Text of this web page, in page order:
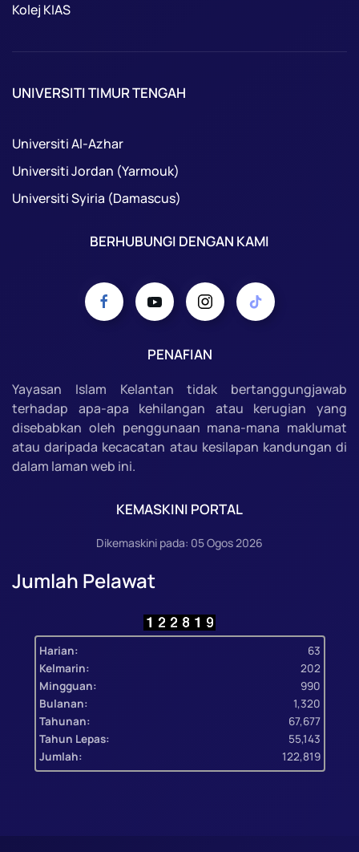
Kolej KIAS
UNIVERSITI TIMUR TENGAH
Universiti Al-Azhar
Universiti Jordan (Yarmouk)
Universiti Syiria (Damascus)
BERHUBUNGI DENGAN KAMI
PENAFIAN
Yayasan Islam Kelantan tidak bertanggungjawab
terhadap apa-apa kehilangan atau kerugian yang
disebabkan oleh penggunaan mana-mana maklumat
atau daripada kecacatan atau kesilapan kandungan di
dalam laman web ini.
KEMASKINI PORTAL
Dikemaskini pada: 05 Ogos 2026
Jumlah Pelawat
Harian:
63
Kelmarin:
202
Mingguan:
990
Bulanan:
1,320
Tahunan:
67,677
Tahun Lepas:
55,143
Jumlah:
122,819